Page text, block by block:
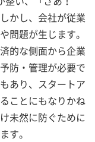
かし、会社が従業
問題が生じます。
的な側面から企業
防・管理が必要で
あり、スタートア
ことにもなりかね
未然に防ぐために
す。